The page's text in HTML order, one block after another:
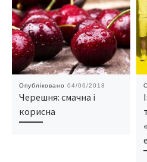
Опубліковано 04/06/2018
Черешня: смачна і
корисна